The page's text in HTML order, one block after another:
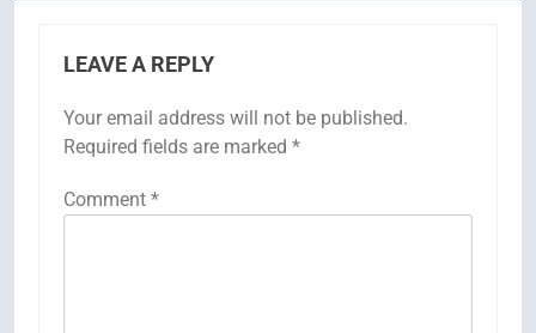
LEAVE A REPLY
Your email address will not be published.
Required fields are marked *
Comment *